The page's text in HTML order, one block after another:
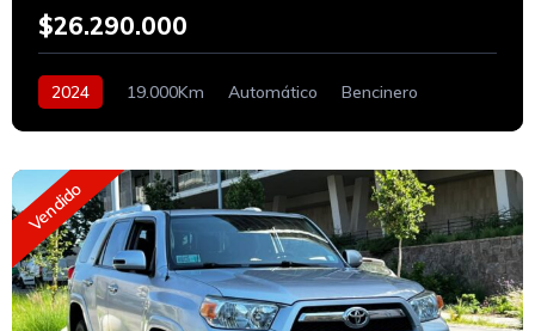
$26.290.000
2024 19.000Km Automático Bencinero
Vendido